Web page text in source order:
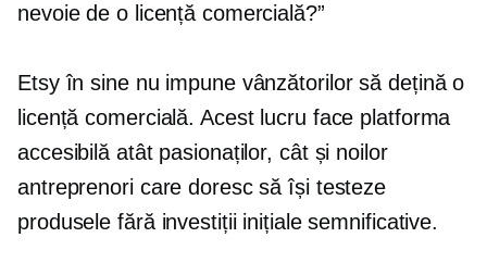
nevoie de o licență comercială?”
Etsy în sine nu impune vânzătorilor să dețină o
licență comercială. Acest lucru face platforma
accesibilă atât pasionaților, cât și noilor
antreprenori care doresc să își testeze
produsele fără investiții inițiale semnificative.